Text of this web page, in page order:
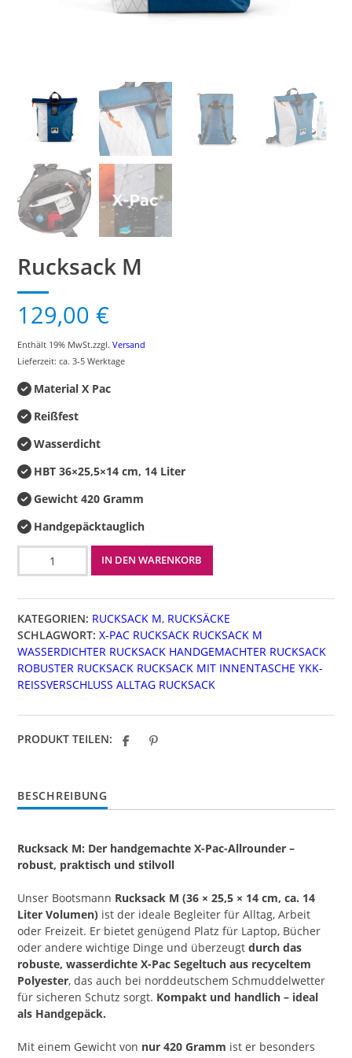
Rucksack M
129,00€
Enthält 19% MwSt.zzgl.Versand
Lieferzeit: ca. 3-5 Werktage
Material X Pac
Reißfest
Wasserdicht
HBT 36×25,5×14 cm, 14 Liter
Gewicht 420 Gramm
Handgepäcktauglich
Rucksack
IN DEN WARENKORB
KATEGORIEN: RUCKSACK M, RUCKSÄCKE
SCHLAGWORT: X-PAC RUCKSACK RUCKSACK M
WASSERDICHTER RUCKSACK HANDGEMACHTER RUCKSACK
ROBUSTER RUCKSACK RUCKSACK MIT INNENTASCHE YKK-
REISSVERSCHLUSS ALLTAG RUCKSACK
PRODUKT TEILEN:
BESCHREIBUNG
Rucksack M: Der handgemachte X-Pac-Allrounder –
robust, praktisch und stilvoll
Unser Bootsmann Rucksack M (36 × 25,5 × 14 cm, ca. 14
Liter Volumen) ist der ideale Begleiter für Alltag, Arbeit
oder Freizeit. Er bietet genügend Platz für Laptop, Bücher
oder andere wichtige Dinge und überzeugtdurch das
robuste, wasserdichte X-Pac Segeltuch aus recyceltem
Polyester, das auch bei norddeutschem Schmuddelwetter
für sicheren Schutz sorgt. Kompakt und handlich – ideal
als Handgepäck.
Mit einem Gewicht von nur 420 Gramm ist er besonders